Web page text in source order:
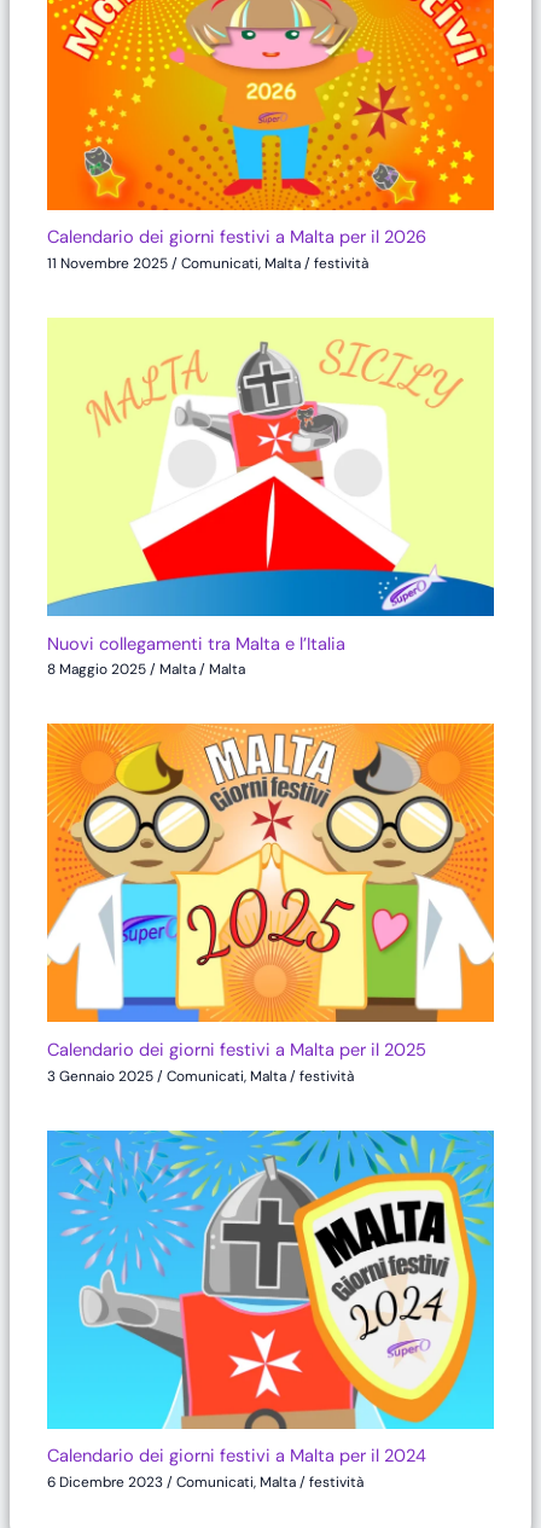
Calendario dei giorni festivi a Malta per il 2026
11 Novembre 2025/Comunicati,Malta/festività
Nuovi collegamenti tra Malta e l’Italia
8 Maggio 2025/Malta/Malta
Calendario dei giorni festivi a Malta per il 2025
3 Gennaio 2025/Comunicati,Malta/festività
Calendario dei giorni festivi a Malta per il 2024
6 Dicembre 2023/Comunicati,Malta/festività